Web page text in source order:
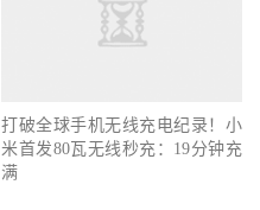
打破全球手机无线充电纪录！小
米首发80瓦无线秒充：19分钟充
满